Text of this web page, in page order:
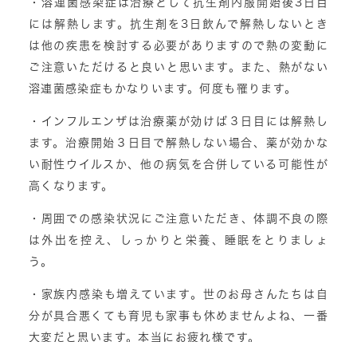
・溶連菌感染症は治療として抗生剤内服開始後3日目
には解熱します。抗生剤を3日飲んで解熱しないとき
は他の疾患を検討する必要がありますので熱の変動に
ご注意いただけると良いと思います。また、熱がない
溶連菌感染症もかなりいます。何度も罹ります。
・インフルエンザは治療薬が効けば３日目には解熱し
ます。治療開始３日目で解熱しない場合、薬が効かな
い耐性ウイルスか、他の病気を合併している可能性が
高くなります。
・周囲での感染状況にご注意いただき、体調不良の際
は外出を控え、しっかりと栄養、睡眠をとりましょ
う。
・家族内感染も増えています。世のお母さんたちは自
分が具合悪くても育児も家事も休めませんよね、一番
大変だと思います。本当にお疲れ様です。